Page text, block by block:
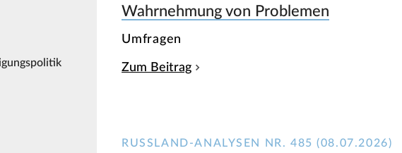
Wahrnehmung von Problemen
Umfragen
Zum Beitrag
RUSSLAND-ANALYSEN NR. 485 (08.07.2026)